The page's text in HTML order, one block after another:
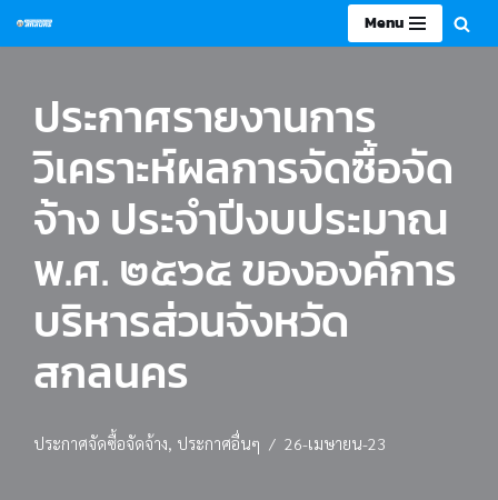
content
Menu
ประกาศรายงานการ
วิเคราะห์ผลการจัดซื้อจัด
จ้าง ประจำปีงบประมาณ
พ.ศ. ๒๕๖๕ ขององค์การ
บริหารส่วนจังหวัด
สกลนคร
ประกาศจัดซื้อจัดจ้าง, ประกาศอื่นๆ 26-เมษายน-23